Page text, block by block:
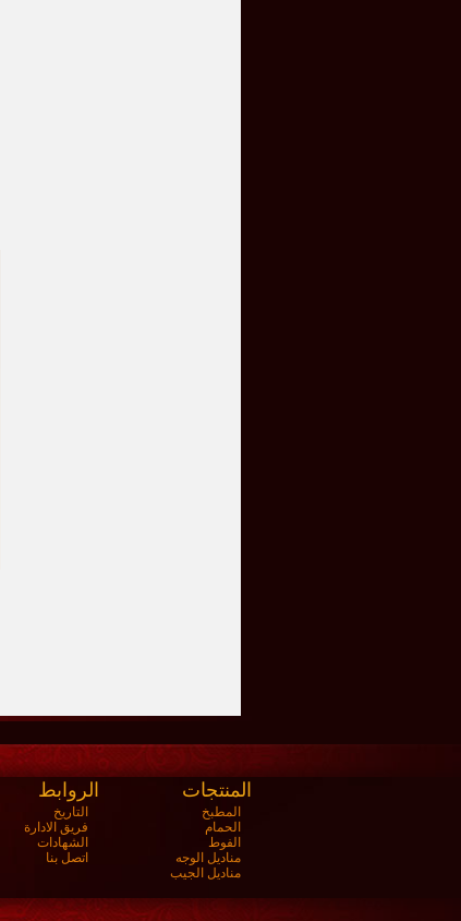
الروابط
التاريخ
فريق الادارة
الشهادات
اتصل بنا
المنتجات
المطبخ
الحمام
الفوط
مناديل الوجه
مناديل الجيب